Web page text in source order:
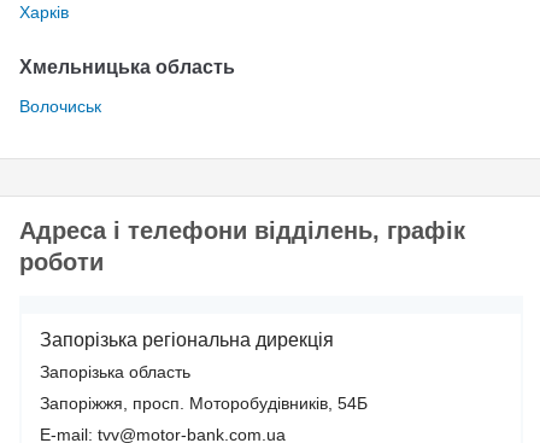
Харків
Хмельницька область
Волочиськ
Адреса і телефони відділень, графік
роботи
Запорізька регіональна дирекція
Запорізька область
Запоріжжя, просп. Моторобудівників, 54Б
E-mail: tvv@motor-bank.com.ua